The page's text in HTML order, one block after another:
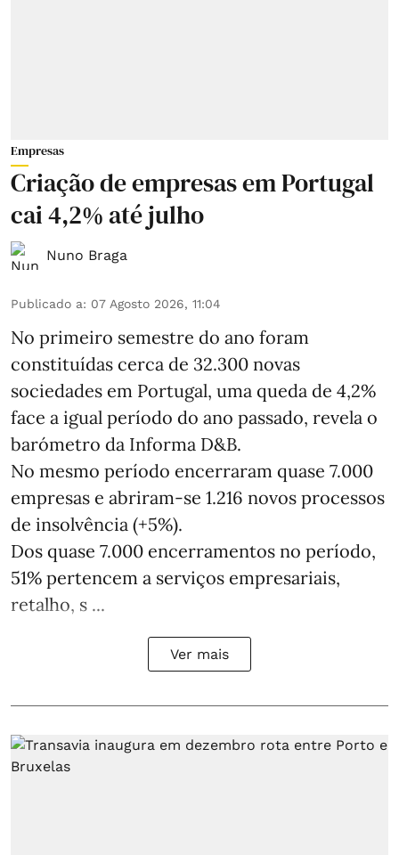
Empresas
Criação de empresas em Portugal
cai 4,2% até julho
Nuno Braga
Publicado a: 07 Agosto 2026, 11:04
No primeiro semestre do ano foram
constituídas cerca de 32.300 novas
sociedades em Portugal, uma queda de 4,2%
face a igual período do ano passado, revela o
barómetro da Informa D&B.
No mesmo período encerraram quase 7.000
empresas e abriram‑se 1.216 novos processos
de insolvência (+5%).
Dos quase 7.000 encerramentos no período,
51% pertencem a serviços empresariais,
retalho, s ...
Ver mais